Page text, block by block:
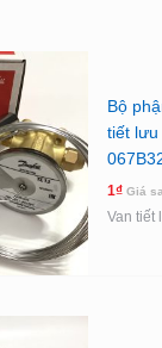
Bộ
tiết lưu
1₫ Giá
Van tiết